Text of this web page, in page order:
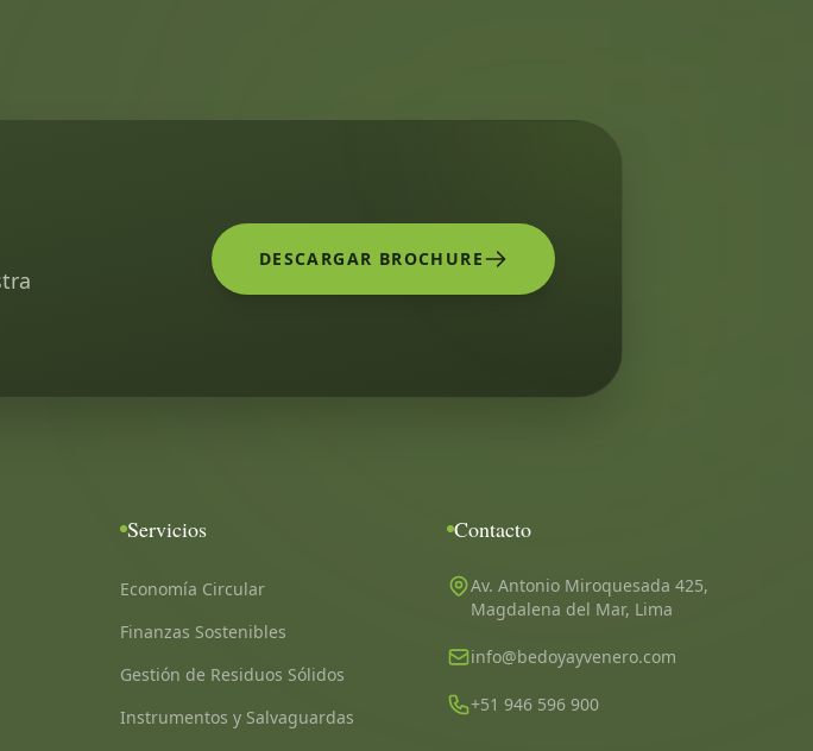
DESCARGAR BROCHURE
Servicios
Economía Circular
Finanzas Sostenibles
Gestión de Residuos Sólidos
Instrumentos y Salvaguardas
Contacto
Av. Antonio Miroquesada 425,
Magdalena del Mar, Lima
info@bedoyayvenero.com
+51 946 596 900